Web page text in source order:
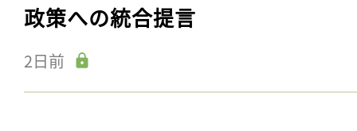
政策への統合提言
2日前